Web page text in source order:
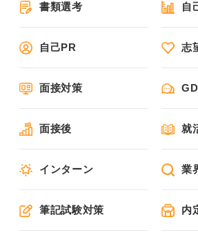
書類選考 自
自己PR 志
面接対策
面接後 就
インターン 業
筆記試験対策 内